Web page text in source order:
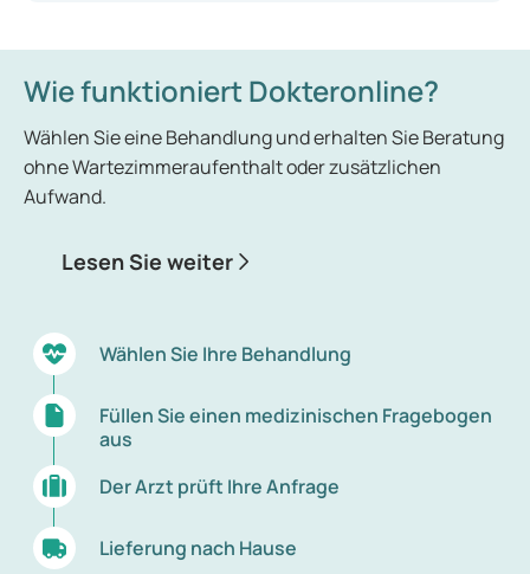
Wie funktioniert Dokteronline?
Wählen Sie eine Behandlung und erhalten Sie Beratung
ohne Wartezimmeraufenthalt oder zusätzlichen
Aufwand.
Lesen Sie weiter
Wählen Sie Ihre Behandlung
Füllen Sie einen medizinischen Fragebogen
aus
Der Arzt prüft Ihre Anfrage
Lieferung nach Hause